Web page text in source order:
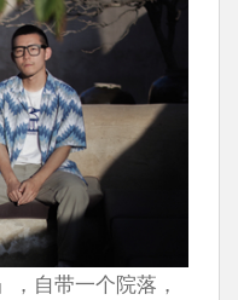
自带一个院落，